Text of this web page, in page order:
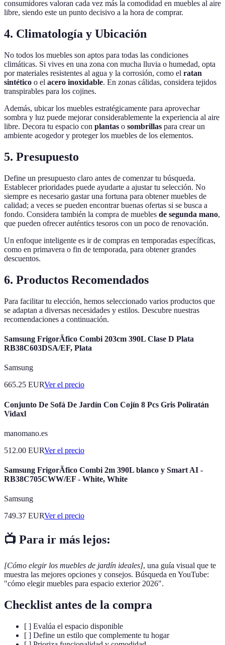
consumidores valoran cada vez más la comodidad en muebles al aire
libre, siendo este un punto decisivo a la hora de comprar.
4. Climatología y Ubicación
No todos los muebles son aptos para todas las condiciones
climáticas. Si vives en una zona con mucha lluvia o humedad, opta
por materiales resistentes al agua y la corrosión, como el ratan
sintético o el acero inoxidable. En zonas cálidas, considera tejidos
transpirables para los cojines.
Además, ubicar los muebles estratégicamente para aprovechar
sombra y luz puede mejorar considerablemente la experiencia al aire
libre. Decora tu espacio con plantas o sombrillas para crear un
ambiente acogedor y proteger los muebles de los elementos.
5. Presupuesto
Define un presupuesto claro antes de comenzar tu búsqueda.
Establecer prioridades puede ayudarte a ajustar tu selección. No
siempre es necesario gastar una fortuna para obtener muebles de
calidad; a veces se pueden encontrar buenas ofertas si se busca a
fondo. Considera también la compra de muebles de segunda mano,
que pueden ofrecer auténtics tesoros con un poco de renovación.
Un enfoque inteligente es ir de compras en temporadas específicas,
como en primavera o fin de temporada, para obtener grandes
descuentos.
6. Productos Recomendados
Para facilitar tu elección, hemos seleccionado varios productos que
se adaptan a diversas necesidades y estilos. Descubre nuestras
recomendaciones a continuación.
Samsung FrigorÃ­fico Combi 203cm 390L Clase D Plata
RB38C603DSA/EF, Plata
Samsung
665.25 EURVer el precio
Conjunto De Sofá De Jardín Con Cojín 8 Pcs Gris Poliratán
Vidaxl
manomano.es
512.00 EURVer el precio
Samsung FrigorÃ­fico Combi 2m 390L blanco y Smart AI -
RB38C705CWW/EF - White, White
Samsung
749.37 EURVer el precio
📺 Para ir más lejos:
[Cómo elegir los muebles de jardín ideales], una guía visual que te
muestra las mejores opciones y consejos. Búsqueda en YouTube:
"cómo elegir muebles para espacio exterior 2026".
Checklist antes de la compra
[ ] Evalúa el espacio disponible
[ ] Define un estilo que complemente tu hogar